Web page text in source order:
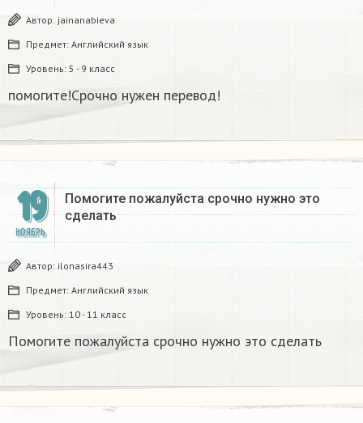
Автор: jainanabieva
Предмет: Английский язык
Уровень: 5 - 9 класс
помогите!Срочно нужен перевод!
19
НОЯБРЬ
Помогите пожалуйста срочно нужно это
сделать
Автор: ilonasira443
Предмет: Английский язык
Уровень: 10 - 11 класс
Помогите пожалуйста срочно нужно это сделать